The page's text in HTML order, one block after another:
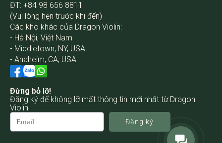
ĐT: +84 98 656 8811
(Vui lòng hẹn trước khi đến)
Các kho khác của Dragon Violin:
- Hà Nội, Việt Nam
- Middletown, NY, USA
- Anaheim, CA, USA
Đừng bỏ lỡ!
Đăng ký để không lỡ mất thông tin mới nhất từ Dragon
Violin
Đăng ký